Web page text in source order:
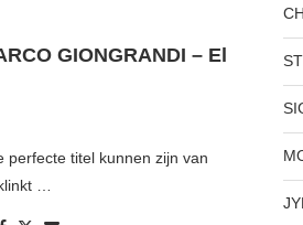
GIONGRANDI – El
perfecte titel kunnen zijn van
…